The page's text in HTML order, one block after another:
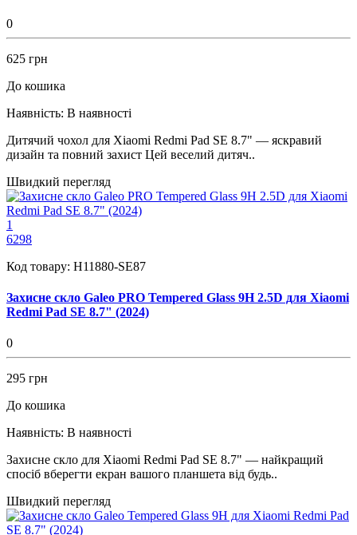
0
625 грн
До кошика
Наявність: В наявності
Дитячий чохол для Xiaomi Redmi Pad SE 8.7" — яскравий
дизайн та повний захист Цей веселий дитяч..
Швидкий перегляд
1
6298
Код товару: H11880-SE87
Захисне скло Galeo PRO Tempered Glass 9H 2.5D для Xiaomi
Redmi Pad SE 8.7" (2024)
0
295 грн
До кошика
Наявність: В наявності
Захисне скло для Xiaomi Redmi Pad SE 8.7" — найкращий
спосіб вберегти екран вашого планшета від будь..
Швидкий перегляд